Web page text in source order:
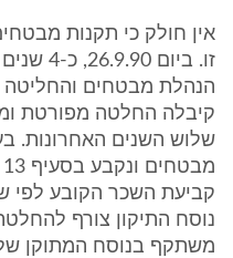
אין חולק כי תקנות
הנהלת מבטחים והחליטה
קיבלה החלטה מפורטת
שלוש השנים האחרונות.
קביעת השכר הקובע לפי
משתקף בנוסח המתוקן